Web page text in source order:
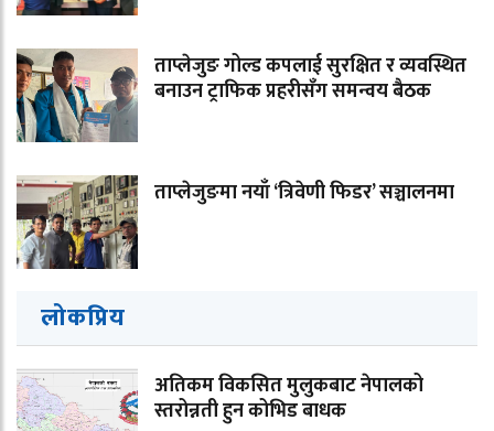
ताप्लेजुङ गोल्ड कपलाई सुरक्षित र व्यवस्थित
बनाउन ट्राफिक प्रहरीसँग समन्वय बैठक
ताप्लेजुङमा नयाँ ‘त्रिवेणी फिडर’ सञ्चालनमा
लोकप्रिय
अतिकम विकसित मुलुकबाट नेपालको
स्तरोन्नती हुन कोभिड बाधक